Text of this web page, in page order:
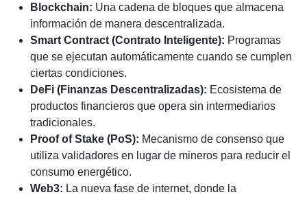
Blockchain: Una cadena de bloques que almacena
información de manera descentralizada.
Smart Contract (Contrato Inteligente): Programas
que se ejecutan automáticamente cuando se cumplen
ciertas condiciones.
DeFi (Finanzas Descentralizadas): Ecosistema de
productos financieros que opera sin intermediarios
tradicionales.
Proof of Stake (PoS): Mecanismo de consenso que
utiliza validadores en lugar de mineros para reducir el
consumo energético.
Web3: La nueva fase de internet, donde la